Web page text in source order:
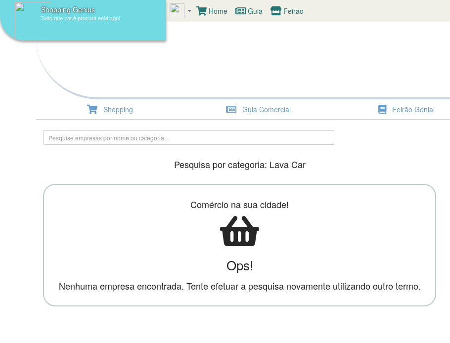
Shopping Genius
Tudo que você procura está aqui
Home Guia Feirao
Shopping Guia Comercial Feirão Genial
Pesquisa por categoria: Lava Car
Comércio na sua cidade!
Ops!
Nenhuma empresa encontrada. Tente efetuar a pesquisa novamente utilizando outro termo.